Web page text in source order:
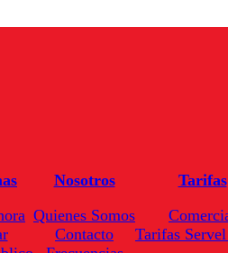
Nosotros
Quienes Somos
Contacto
Tarifas
Tarifas